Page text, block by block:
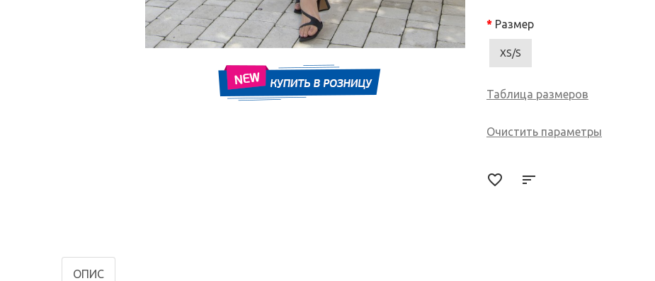
Размер
XS/S
Таблица размеров
Очистить параметры
ОПИС